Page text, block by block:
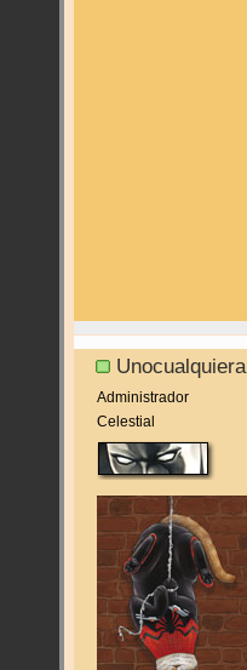
Unocualquiera
Administrador
Celestial